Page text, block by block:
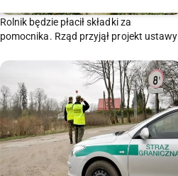
Rolnik będzie płacił składki za
pomocnika. Rząd przyjął projekt ustawy